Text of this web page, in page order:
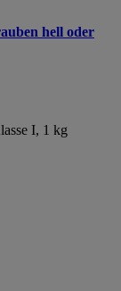
hell oder
I, 1 kg